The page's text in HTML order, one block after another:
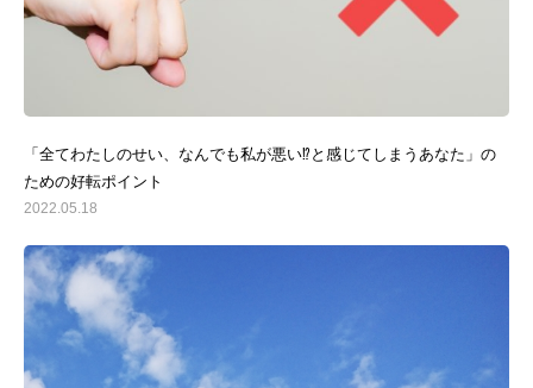
「全てわたしのせい、なんでも私が悪い⁉と感じてしまうあなた」の
ための好転ポイント
2022.05.18